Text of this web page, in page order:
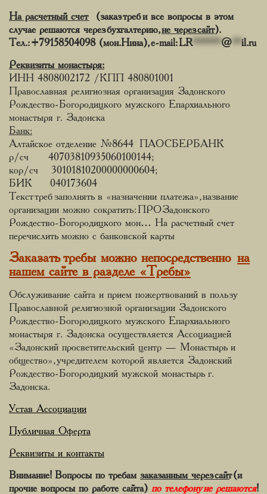
На расчетный счет (заказ треб и все вопросы в этом
случае решаются через бухгалтерию,не через сайт).
Тел.: +79158504098 (мон.Нина), e-mail:LR******@**il.ru
Реквизиты монастыря:
ИНН 4808002172 /КПП 480801001
Православная религиозная организация Задонского
Рождество-Богородицкого мужского Епархиального
монастыря г. Задонска
Банк:
Алтайское отделение №8644 ПАО СБЕРБАНК
р/сч 40703810935060100144;
кор/сч 30101810200000000604;
БИК 040173604
Текст треб заполнять в «назначении платежа», название
организации можно сократить: ПРО Задонского
Рождество-Богородицкого мон… На расчетный счет
перечислить можно с банковской карты
Заказать требы можно непосредственно на
нашем сайте в разделе «Требы»
Обслуживание сайта и прием пожертвований в пользу
Православной религиозной организации Задонского
Рождество-Богородицкого мужского Епархиального
монастыря г. Задонска осуществляется Ассоциацией
«Задонский просветительский центр — Монастырь и
общество», учредителем которой является Задонский
Рождество-Богородицкий мужской монастырь г.
Задонска.
Устав Ассоциации
Публичная Оферта
Реквизиты и контакты
Внимание! Вопросы по требам заказанным через сайт(и
прочие вопросы по работе сайта) по телефону не решаются!